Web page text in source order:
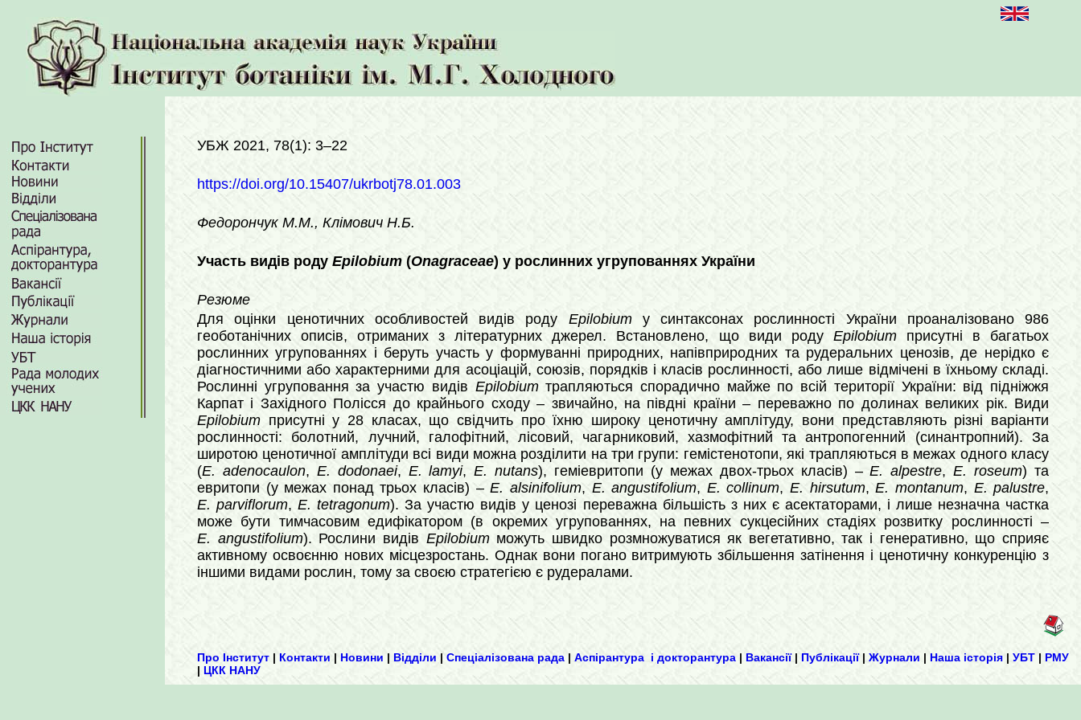
УБЖ 2021, 78(1): 3–22
https://doi.org/10.15407/ukrbotj78.01.003
Федорончук М.М., Клімович Н.Б.
Участь видів роду Epilobium (Onagraceae) у рослинних угрупованнях України
Резюме
Для оцінки ценотичних особливостей видів роду Epilobiumу синтаксонах рослинності України проаналізовано 986
геоботанічних описів, отриманих з літературних джерел. Встановлено, що види роду Epilobiumприсутні в багатьох
рослинних угрупованнях і беруть участь у формуванні природних, напівприродних та рудеральних ценозів, де нерідко є
діагностичними або характерними для асоціацій, союзів, порядків і класів рослинності, або лише відмічені в їхньому складі.
Рослинні угруповання за участю видів Epilobiumтрапляються спорадично майже по всій території України: від підніжжя
Карпат і Західного Полісся до крайнього сходу – звичайно, на півдні країни – переважно по долинах великих рік. Види
Epilobium присутні у 28 класах, що свідчить про їхню широку ценотичну амплітуду, вони представляють різні варіанти
рослинності: болотний, лучний, галофітний, лісовий, чагарниковий, хазмофітний та антропогенний (синантропний). За
широтою ценотичної амплітуди всі види можна розділити на три групи: гемістенотопи, які трапляються в межах одного класу
(E. adenocaulon, E. dodonaei, E. lamyi,E. nutans), геміевритопи (у межах двох-трьох класів) –E. alpestre,E. roseum) та
евритопи (у межах понад трьох класів) –E. alsinifolium, E. angustifolium, E. collinum,E. hirsutum,E. montanum, E. palustre,
E. parviflorum,E. tetragonum). За участю видів у ценозі переважна більшість з них є асектаторами, і лише незначна частка
може бути тимчасовим едифікатором (в окремих угрупованнях, на певних сукцесійних стадіях розвитку рослинності –
E. angustifolium). Рослини видів Epilobium можуть швидко розмножуватися як вегетативно, так і генеративно, що сприяє
активному освоєнню нових місцезростань. Однак вони погано витримують збільшення затінення і ценотичну конкуренцію з
іншими видами рослин, тому за своєю стратегією є рудералами.
Про Інститут | Контакти | Новини | Відділи | Спеціалізована рада | Аспірантура і докторантура | Вакансії| Публікації| Журнали | Наша історія | УБТ | РМУ
| ЦКК НАНУ